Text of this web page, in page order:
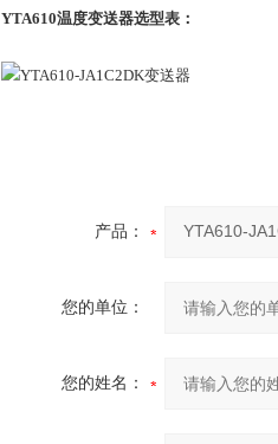
YTA610温度变送器选型表：
产品：
您的单位：
您的姓名：